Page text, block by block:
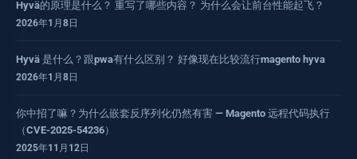
Hyvä的原理是什么？ 重写了哪些内容？ 为什么会让前台性能起飞？
2026年1月8日
Hyvä 是什么？跟pwa有什么区别？ 好像现在比较流行magento hyva
2026年1月8日
你中招了嘛？为什么嵌套反序列化仍然有害 — Magento 远程代码执行
（CVE-2025-54236）
2025年11月12日